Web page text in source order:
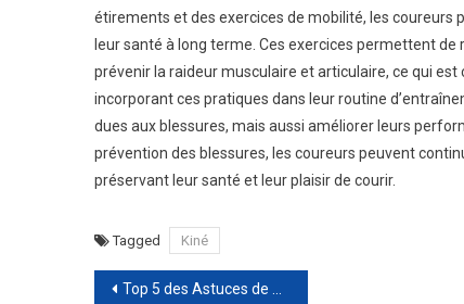
étirements et des exercices de mobilité, les
leur santé à long terme. Ces exercices permettent
prévenir la raideur musculaire et articulaire, ce qui
incorporant ces pratiques dans leur routine
dues aux blessures, mais aussi améliorer leurs
prévention des blessures, les coureurs peuvent
préservant leur santé et leur plaisir de courir.
Tagged Kiné
Navigation
Top 5 des Astuces de Maquillage par une Maquilleuse Pro à Lyon